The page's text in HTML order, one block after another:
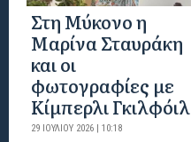
Στη Μύκονο η
Μαρίνα Σταυράκη
και οι
φωτογραφίες με
Κίμπερλι Γκιλφόιλ
29 ΙΟΥΛΊΟΥ 2026 | 10:18